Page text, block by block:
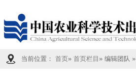
当前位置：首页»首页栏目» 编辑团队 »